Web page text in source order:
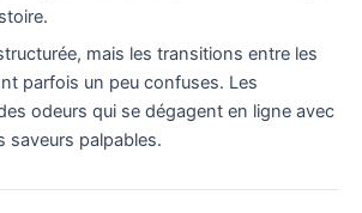
mais les transitions entre les
parfois un peu confuses. Les
odeurs qui se dégagent en ligne avec
saveurs palpables.